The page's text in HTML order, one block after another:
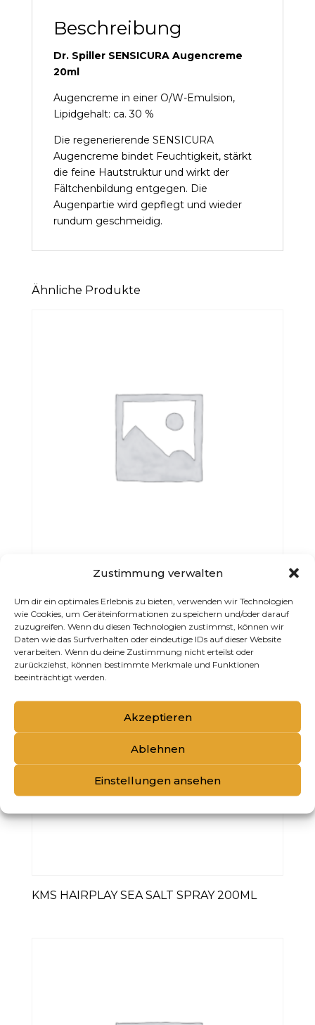
Zustimmung verwalten
Um dir ein optimales Erlebnis zu bieten, verwenden wir Technologien
wie Cookies, um Geräteinformationen zu speichern und/oder darauf
zuzugreifen. Wenn du diesen Technologien zustimmst, können wir
Daten wie das Surfverhalten oder eindeutige IDs auf dieser Website
verarbeiten. Wenn du deine Zustimmung nicht erteilst oder
zurückziehst, können bestimmte Merkmale und Funktionen
beeinträchtigt werden.
Akzeptieren
Ablehnen
Einstellungen ansehen
Beschreibung
Dr. Spiller SENSICURA Augencreme
20ml
Augencreme in einer O/W-Emulsion,
Lipidgehalt: ca. 30 %
Die regenerierende SENSICURA
Augencreme bindet Feuchtigkeit, stärkt
die feine Hautstruktur und wirkt der
Fältchenbildung entgegen. Die
Augenpartie wird gepflegt und wieder
rundum geschmeidig.
Ähnliche Produkte
KMS COLORVITALITY SHAMPOO 300ML
KMS HAIRPLAY SEA SALT SPRAY 200ML